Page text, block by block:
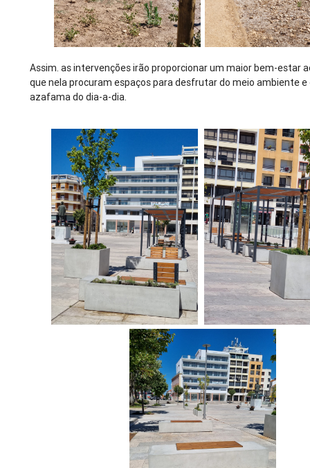
Assim. as intervenções irão proporcionar um maior bem-estar
que nela procuram espaços para desfrutar do meio ambiente e
azafama do dia-a-dia.